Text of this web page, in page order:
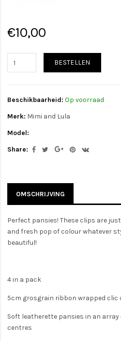
€10,00
BESTELLEN
Beschikbaarheid: Op voorraad
Merk: Mimi and Lula
Model:
Share:
OMSCHRIJVING
Perfect pansies! These clips are
and fresh pop of colour whatever
beautiful!
4 in a pack
5cm grosgrain ribbon wrapped clic
Soft leatherette pansies in an
centres